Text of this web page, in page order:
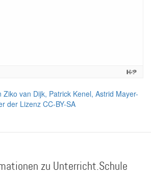
van Dijk, Patrick Kenel, Astrid Mayer-
der Lizenz CC-BY-SA
zu Unterricht.Schule